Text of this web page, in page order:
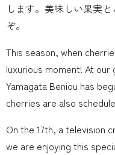
します。美味しい果実
ぞ。
This season, when
luxurious moment! At
Yamagata Beniou has
cherries are also
On the 17th, a television
we are enjoying this